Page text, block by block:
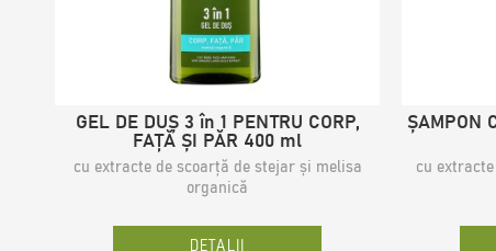
GEL DE DUȘ 3 în 1 PENTRU CORP,
FAȚĂ ȘI PĂR 400 ml
cu extracte de scoarță de stejar și melisa
organică
DETALII
ȘAMPON
cu